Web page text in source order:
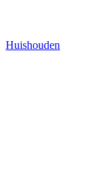
Huishouden